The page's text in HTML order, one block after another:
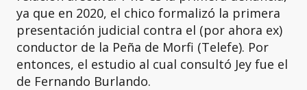
ya que en 2020, el chico formalizó la primera
presentación judicial contra el (por ahora ex)
conductor de la Peña de Morfi (Telefe). Por
entonces, el estudio al cual consultó Jey fue el
de Fernando Burlando.